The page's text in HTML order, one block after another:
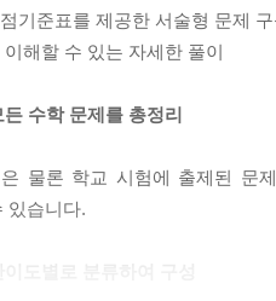
기준표를 제공한 서술형 문제
해할 수 있는 자세한 풀이
수학 문제를 총정리
은 물론 학교 시험에 출제된
있습니다.